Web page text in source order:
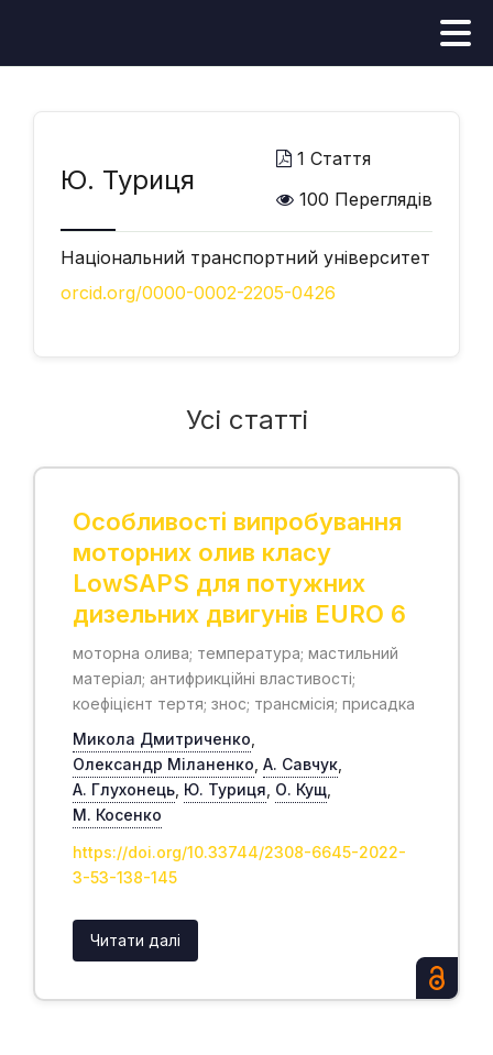
Ю. Туриця
1 Стаття
100 Переглядів
Національний транспортний університет
orcid.org/0000-0002-2205-0426
Усі статті
Особливості випробування
моторних олив класу
LowSAPS для потужних
дизельних двигунів EURO 6
моторна олива; температура; мастильний
матеріал; антифрикційні властивості;
коефіцієнт тертя; знос; трансмісія; присадка
Микола Дмитриченко
Олександр Міланенко А. Савчук
А. Глухонець Ю. Туриця О. Кущ
М. Косенко
https://doi.org/10.33744/2308-6645-2022-
3-53-138-145
Читати далі